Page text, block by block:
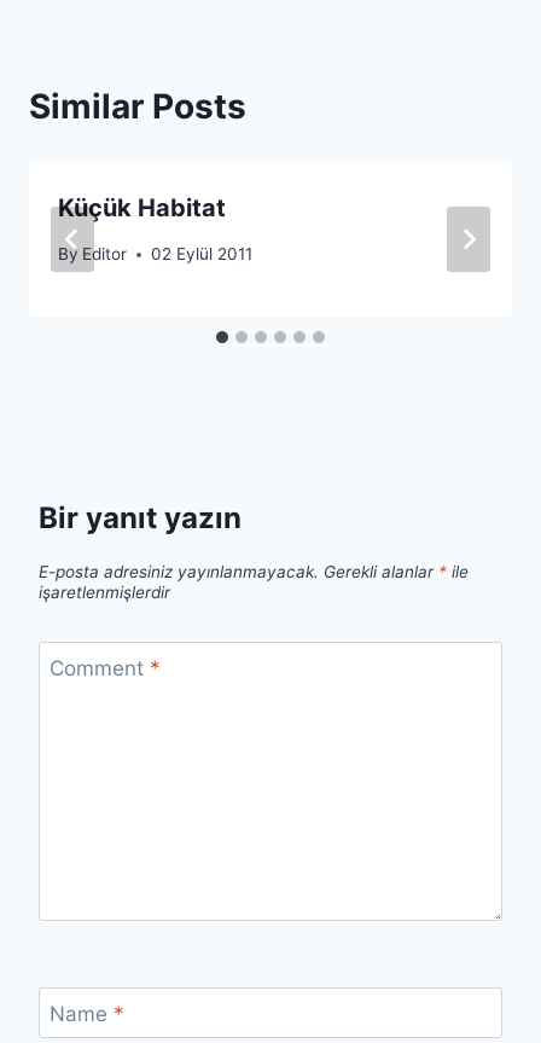
Similar Posts
Küçük Habitat
By Editor 02 Eylül 2011
Bir yanıt yazın
E-posta adresiniz yayınlanmayacak. Gerekli alanlar * ile
işaretlenmişlerdir
Comment *
Name *